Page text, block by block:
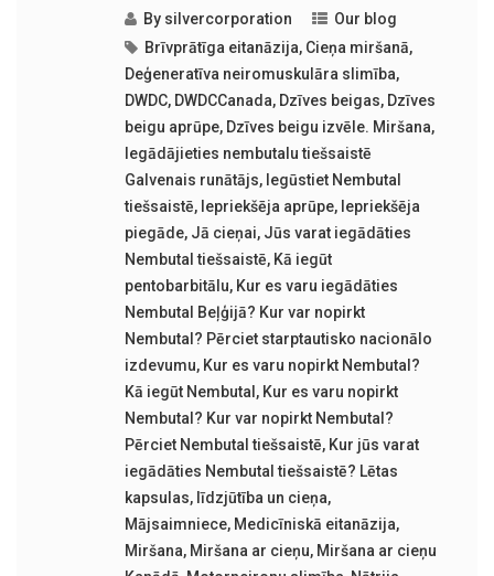
By silvercorporation
Our blog
Brīvprātīga eitanāzija, Cieņa miršanā,
Deģeneratīva neiromuskulāra slimība,
DWDC, DWDCCanada, Dzīves beigas, Dzīves
beigu aprūpe, Dzīves beigu izvēle. Miršana,
Iegādājieties nembutalu tiešsaistē
Galvenais runātājs, Iegūstiet Nembutal
tiešsaistē, Iepriekšēja aprūpe, Iepriekšēja
piegāde, Jā cieņai, Jūs varat iegādāties
Nembutal tiešsaistē, Kā iegūt
pentobarbitālu, Kur es varu iegādāties
Nembutal Beļģijā? Kur var nopirkt
Nembutal? Pērciet starptautisko nacionālo
izdevumu, Kur es varu nopirkt Nembutal?
Kā iegūt Nembutal , Kur es varu nopirkt
Nembutal? Kur var nopirkt Nembutal?
Pērciet Nembutal tiešsaistē, Kur jūs varat
iegādāties Nembutal tiešsaistē? Lētas
kapsulas, līdzjūtība un cieņa,
Mājsaimniece, Medicīniskā eitanāzija,
Miršana, Miršana ar cieņu, Miršana ar cieņu